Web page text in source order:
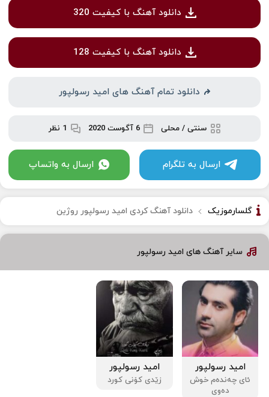
دانلود آهنگ با کیفیت 320
دانلود آهنگ با کیفیت 128
دانلود تمام آهنگ های امید رسولپور
سنتی / محلی 6 آگوست 2020 1 نظر
ارسال به تلگرام ارسال به واتساپ
گلسارموزیک دانلود آهنگ کردی امید رسولپور روژین
سایر آهنگ های امید رسولپور
امید رسولپور
ئای چەندەم خوش
دەوی
امید رسولپور
زێدی کۆنی کورد